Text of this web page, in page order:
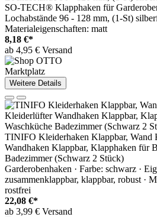
SO-TECH® Klapphaken für
Lochabstände 96 - 128 mm, (1-St)
Materialeigenschaften: matt
8,18 €*
ab 4,95 € Versand
Marktplatz
Weitere Details
TINIFO Kleiderhaken Klappbar, Wand
Wandhaken Klappbar, Klapphaken für
Badezimmer (Schwarz 2 Stück)
Garderobenhaken · Farbe: schwarz ·
zusammenklappbar, klappbar, robust ·
rostfrei
22,08 €*
ab 3,99 € Versand